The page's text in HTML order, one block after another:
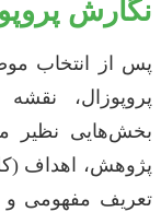
نگارش
پس از انتخاب
پروپوزال،
بخش‌هایی نظیر
پژوهش، اهداف
تعریف مفهومی و